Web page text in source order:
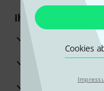
Cookies
Ihre Vorteile
3 Jahre Thomann
30 Tage Money-
Reparaturservice